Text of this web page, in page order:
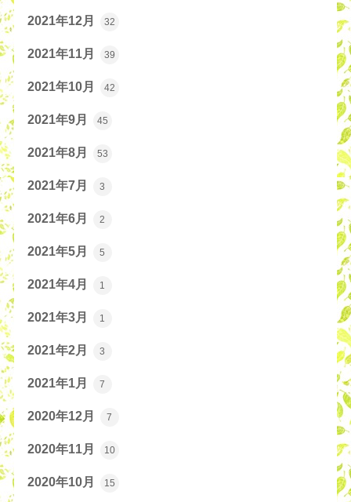
2021年12月 32
2021年11月 39
2021年10月 42
2021年9月 45
2021年8月 53
2021年7月 3
2021年6月 2
2021年5月 5
2021年4月 1
2021年3月 1
2021年2月 3
2021年1月 7
2020年12月 7
2020年11月 10
2020年10月 15